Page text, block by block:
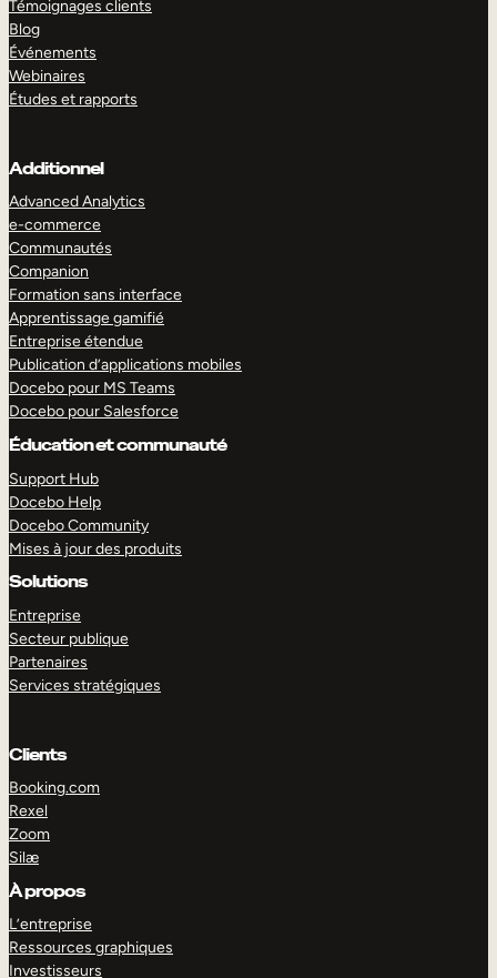
Témoignages clients
Blog
Événements
Webinaires
Études et rapports
Additionnel
Advanced Analytics
e-commerce
Communautés
Companion
Formation sans interface
Apprentissage gamifié
Entreprise étendue
Publication d’applications mobiles
Docebo pour MS Teams
Docebo pour Salesforce
Éducation et communauté
Support Hub
Docebo Help
Docebo Community
Mises à jour des produits
Solutions
Entreprise
Secteur publique
Partenaires
Services stratégiques
Clients
Booking.com
Rexel
Zoom
Silæ
À propos
L’entreprise
Ressources graphiques
Investisseurs